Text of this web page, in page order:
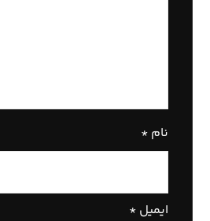
نام *
ایمیل *